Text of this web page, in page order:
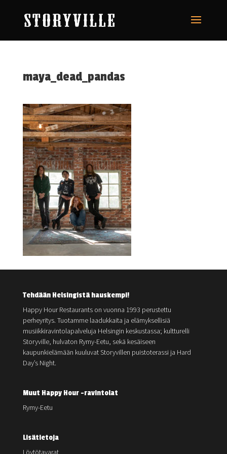
maya_dead_pandas
Tehdään Helsingistä hauskempi!
Happy Hour Restaurants on vuonna 1993 perustettu
perheyritys. Tuotamme laadukkaita ja elämyksellisiä
musiikkiravintolapalveluja Helsingin keskustassa; kultturelli
Storyville, hulvaton Rymy-Eetu, sekä kesäiseen
kaupunkielämään kuuluvat Storyvillen puistoterassi ja Hard
Day’s Night.
Muut Happy Hour -ravintolat
Rymy-Eetu
Lisätietoja